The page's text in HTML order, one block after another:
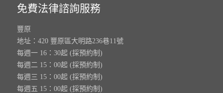
免費法律諮詢服務
豐原
地址：420 豐原區大明路236巷11號
每週一 16：30起 (採預約制)
每週二 15：00起 (採預約制)
每週三 15：00起 (採預約制)
每週五 15：00起 (採預約制)